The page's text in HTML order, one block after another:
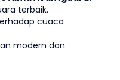
terbaik.
cuaca
modern dan